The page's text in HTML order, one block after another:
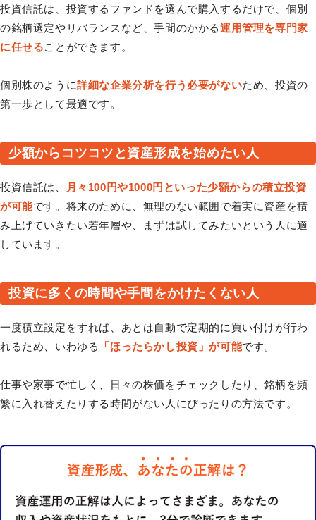
投資信託は、投資するファンドを選んで購入するだけで、個別
の銘柄選定やリバランスなど、手間のかかる運用管理を専門家
に任せることができます。
個別株のように詳細な企業分析を行う必要がないため、投資の
第一歩として最適です。
少額からコツコツと資産形成を始めたい人
投資信託は、
月々100円や1000円といった少額からの積立投資
が可能です。将来のために、無理のない範囲で着実に資産を積
み上げていきたい若年層や、まずは試してみたいという人に適
しています。
投資に多くの時間や手間をかけたくない人
一度積立設定をすれば、あとは自動で定期的に買い付けが行わ
れるため、いわゆる
「ほったらかし投資」が可能です。
仕事や家事で忙しく、日々の株価をチェックしたり、銘柄を頻
繁に入れ替えたりする時間がない人にぴったりの方法です。